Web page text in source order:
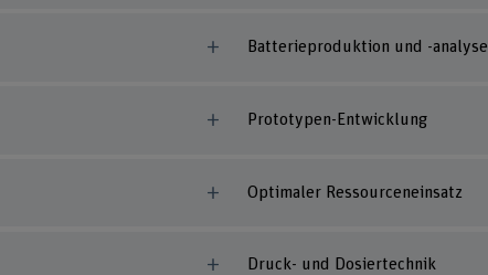
Batterieproduktion und -analyse
Prototypen-Entwicklung
Optimaler Ressourceneinsatz
Druck- und Dosiertechnik